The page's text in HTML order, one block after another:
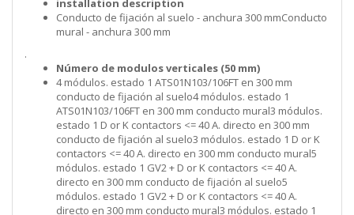
installation description
Conducto de fijación al suelo - anchura 300 mmConducto
mural - anchura 300 mm
.
Número de modulos verticales (50 mm)
4 módulos. estado 1 ATS01N103/106FT en 300 mm
conducto de fijación al suelo4 módulos. estado 1
ATS01N103/106FT en 300 mm conducto mural3 módulos.
estado 1 D or K contactors <= 40 A. directo en 300 mm
conducto de fijación al suelo3 módulos. estado 1 D or K
contactors <= 40 A. directo en 300 mm conducto mural5
módulos. estado 1 GV2 + D or K contactors <= 40 A.
directo en 300 mm conducto de fijación al suelo5
módulos. estado 1 GV2 + D or K contactors <= 40 A.
directo en 300 mm conducto mural3 módulos. estado 1